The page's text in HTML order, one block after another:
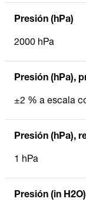
Presión (hPa)
2000 hPa
Presión (hPa),
±2 % a escala
Presión (hPa),
1 hPa
Presión (in H2O)